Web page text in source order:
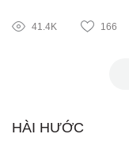
41.4K 166
HÀI HƯỚC